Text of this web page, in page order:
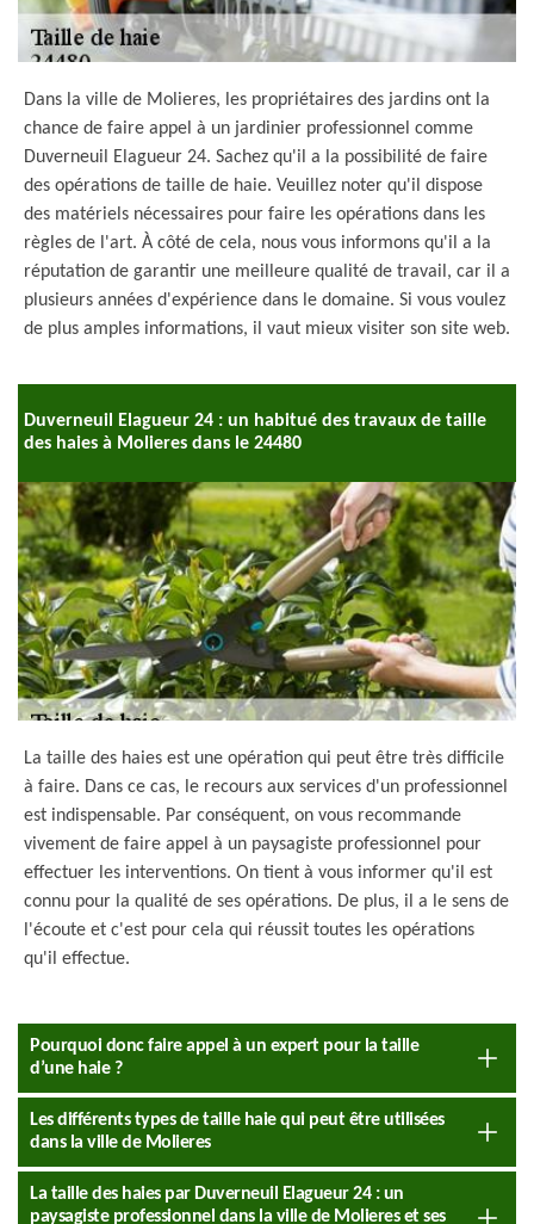
Dans la ville de Molieres, les propriétaires des jardins ont la
chance de faire appel à un jardinier professionnel comme
Duverneuil Elagueur 24. Sachez qu'il a la possibilité de faire
des opérations de taille de haie. Veuillez noter qu'il dispose
des matériels nécessaires pour faire les opérations dans les
règles de l'art. À côté de cela, nous vous informons qu'il a la
réputation de garantir une meilleure qualité de travail, car il a
plusieurs années d'expérience dans le domaine. Si vous voulez
de plus amples informations, il vaut mieux visiter son site web.
Duverneuil Elagueur 24 : un habitué des travaux de taille
des haies à Molieres dans le 24480
La taille des haies est une opération qui peut être très difficile
à faire. Dans ce cas, le recours aux services d'un professionnel
est indispensable. Par conséquent, on vous recommande
vivement de faire appel à un paysagiste professionnel pour
effectuer les interventions. On tient à vous informer qu'il est
connu pour la qualité de ses opérations. De plus, il a le sens de
l'écoute et c'est pour cela qui réussit toutes les opérations
qu'il effectue.
Pourquoi donc faire appel à un expert pour la taille
d’une haie ?
Les différents types de taille haie qui peut être utilisées
dans la ville de Molieres
La taille des haies par Duverneuil Elagueur 24 : un
paysagiste professionnel dans la ville de Molieres et ses